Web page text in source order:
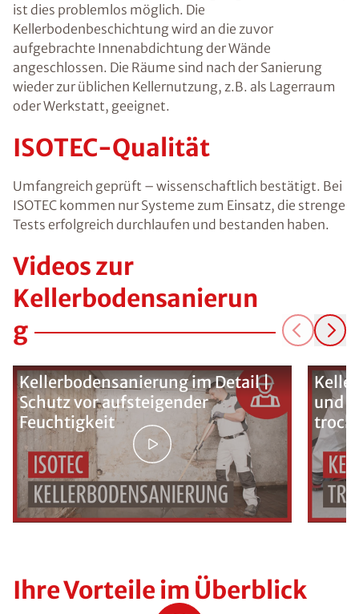
ist dies problemlos möglich. Die
Kellerbodenbeschichtung wird an die zuvor
aufgebrachte Innenabdichtung der Wände
angeschlossen. Die Räume sind nach der Sanierung
wieder zur üblichen Kellernutzung, z.B. als Lagerraum
oder Werkstatt, geeignet.
ISOTEC-Qualität
Umfangreich geprüft – wissenschaftlich bestätigt. Bei
ISOTEC kommen nur Systeme zum Einsatz, die strenge
Tests erfolgreich durchlaufen und bestanden haben.
Videos zur
Kellerbodensanierun
g
Kellerbodensanierung im Detail |
Schutz vor aufsteigender
Feuchtigkeit
und
Ihre Vorteile im Überblick